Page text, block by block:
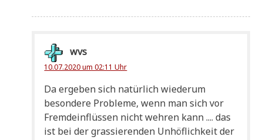
wvs
10.07.2020 um 02:11 Uhr
Da erge­ben sich natür­lich wie­der­um
beson­de­re Pro­ble­me, wenn man sich vor
Fremd­ein­flüs­sen nicht weh­ren kann .... das
ist bei der gras­sie­ren­den Unhöf­lich­keit der